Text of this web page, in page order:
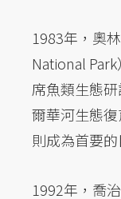
1983年，奧
National
席魚類生態
爾華河生態
則成為首要的
1992年，喬